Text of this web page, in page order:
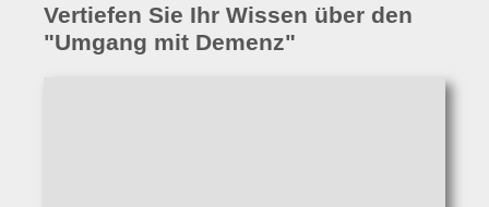
Vertiefen Sie Ihr Wissen über den
"Umgang mit Demenz"